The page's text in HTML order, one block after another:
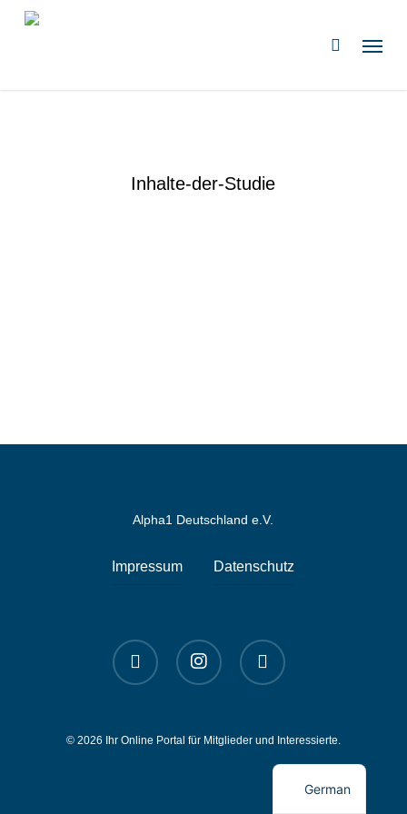
Zum
Hauptinhalt
suchen
Inhalte-der-Studie
Alpha1 Deutschland e.V.
Impressum Datenschutz
linkedin instagram spotify
© 2026 Ihr Online Portal für Mitglieder und Interessierte.
German